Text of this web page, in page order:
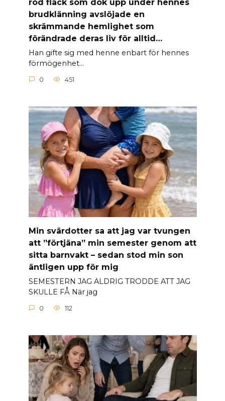
röd fläck som dök upp under hennes
brudklänning avslöjade en
skrämmande hemlighet som
förändrade deras liv för alltid…
Han gifte sig med henne enbart för hennes
förmögenhet…
0 451
Min svärdotter sa att jag var tvungen
att ”förtjäna” min semester genom att
sitta barnvakt – sedan stod min son
äntligen upp för mig
SEMESTERN JAG ALDRIG TRODDE ATT JAG
SKULLE FÅ När jag
0 112